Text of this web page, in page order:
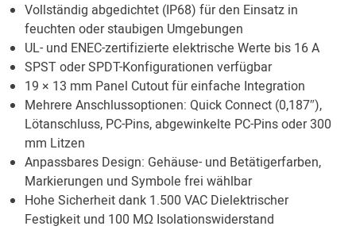
Vollständig abgedichtet (IP68) für den Einsatz in
feuchten oder staubigen Umgebungen
UL- und ENEC-zertifizierte elektrische Werte bis 16 A
SPST oder SPDT-Konfigurationen verfügbar
19 × 13 mm Panel Cutout für einfache Integration
Mehrere Anschlussoptionen: Quick Connect (0,187″),
Lötanschluss, PC-Pins, abgewinkelte PC-Pins oder 300
mm Litzen
Anpassbares Design: Gehäuse- und Betätigerfarben,
Markierungen und Symbole frei wählbar
Hohe Sicherheit dank 1.500 VAC Dielektrischer
Festigkeit und 100 MΩ Isolationswiderstand